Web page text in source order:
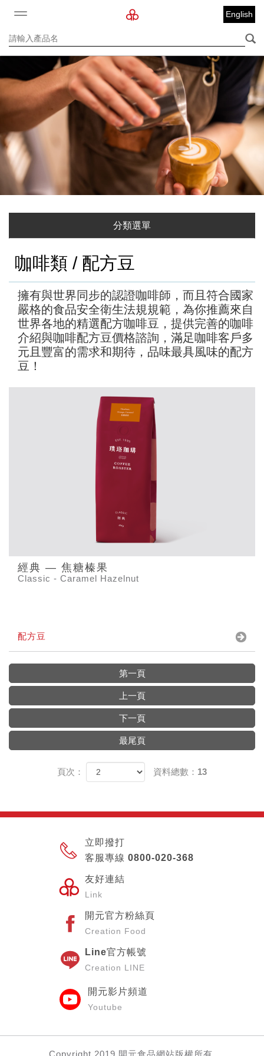
English
分類選單
咖啡類 / 配方豆
擁有與世界同步的認證咖啡師，而且符合國家
嚴格的食品安全衛生法規規範，為你推薦來自
世界各地的精選配方咖啡豆，提供完善的咖啡
介紹與咖啡配方豆價格諮詢，滿足咖啡客戶多
元且豐富的需求和期待，品味最具風味的配方
豆！
經典 — 焦糖榛果
Classic - Caramel Hazelnut
配方豆
第一頁
上一頁
下一頁
最尾頁
頁次： 資料總數：13
立即撥打
客服專線 0800-020-368
友好連結
Link
開元官方粉絲頁
Creation Food
Line官方帳號
Creation LINE
開元影片頻道
Youtube
Copyright 2019 開元食品網站版權所有